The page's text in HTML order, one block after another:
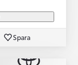
Spara